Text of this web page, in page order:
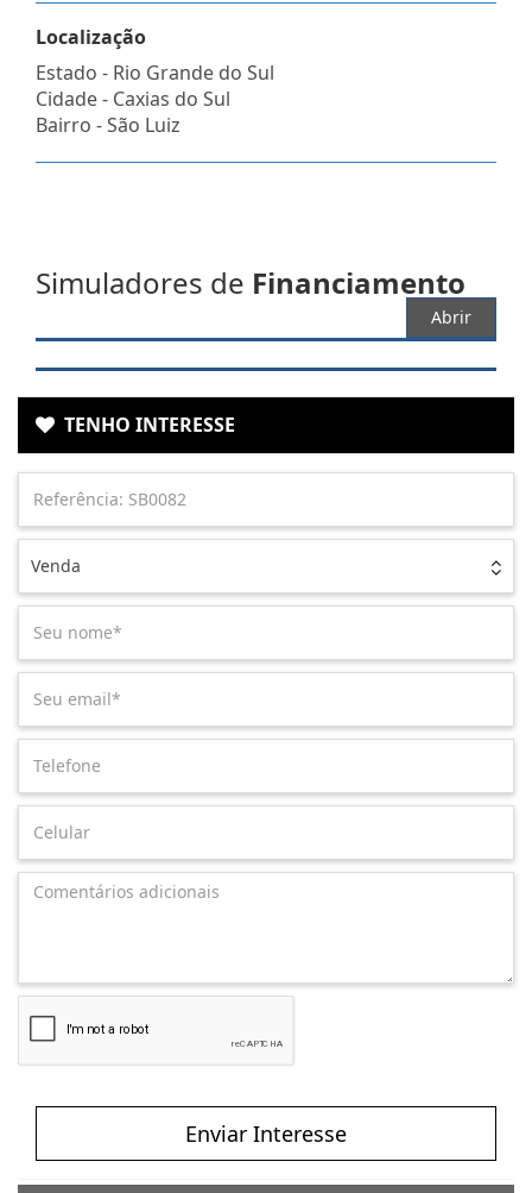
Localização
Estado - Rio Grande do Sul
Cidade - Caxias do Sul
Bairro -São Luiz
Simuladores de Financiamento
Abrir
TENHO INTERESSE
Venda
Enviar Interesse